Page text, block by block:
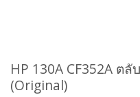
HP 130A CF352A ต
(Original)